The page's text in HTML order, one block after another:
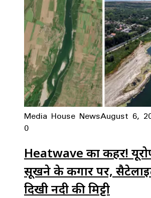
Media House NewsAugust 6,
0
Heatwave का कहर!
सूखने के कगार पर,
दिखी नदी की मिट्टी